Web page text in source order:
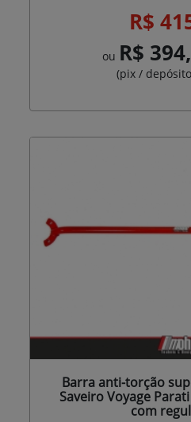
R$
ou R$
(pix /
Barra anti-torção
Saveiro Voyage
com